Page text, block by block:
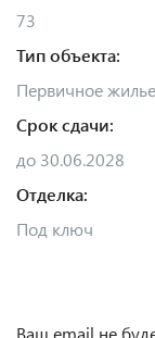
73
Тип объекта:
Первичное жилье
Срок сдачи:
до 30.06.2028
Отделка:
Под ключ
Ваш email не